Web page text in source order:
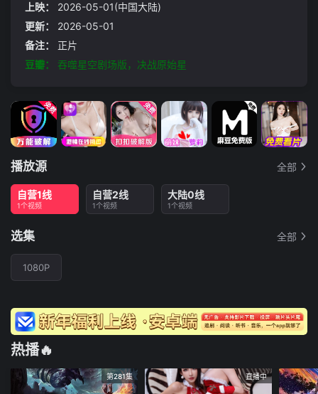
上映：
2026-05-01(中国大陆)
更新：
2026-05-01
备注：
正片
豆瓣：
吞噬星空剧场版，决战原始星
播放源 全部
自营1线
1个视频
自营2线
1个视频
大陆0线
1个视频
选集 全部
1080P
热播🔥
第281集 直播中